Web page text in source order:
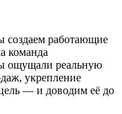
работающие
команда
ощущали реальную
укрепление
— и доводим её до